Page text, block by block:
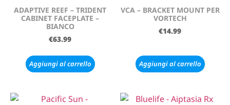
ADAPTIVE REEF – TRIDENT
CABINET FACEPLATE –
BIANCO
€63.99
Aggiungi al carrello
VCA – BRACKET MOUNT PER
VORTECH
€14.99
Aggiungi al carrello